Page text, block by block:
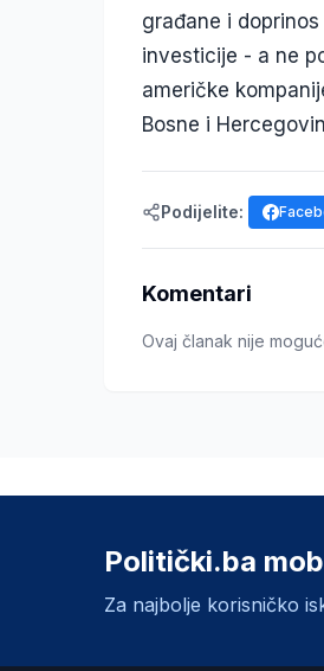
građane i
investicije - a ne
američke
Bosne i
Podijelite:
Komentari
Ovaj članak nije
Politički.ba
Za najbolje korisničko